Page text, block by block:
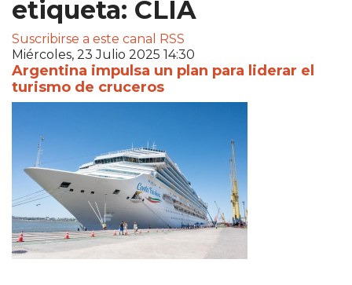
etiqueta: CLIA
Suscribirse a este canal RSS
Miércoles, 23 Julio 2025 14:30
Argentina impulsa un plan para liderar el
turismo de cruceros